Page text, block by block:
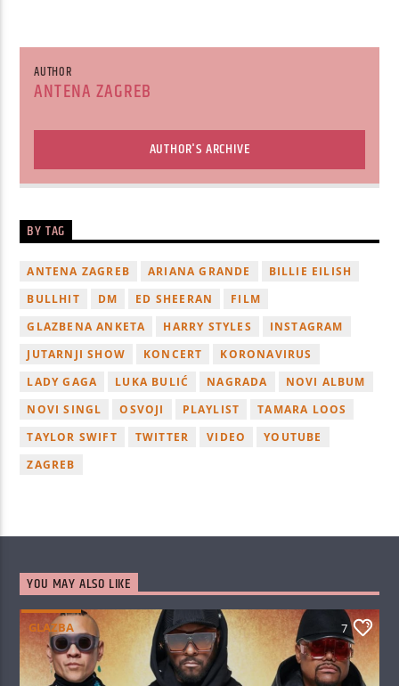
AUTHOR
ANTENA ZAGREB
AUTHOR'S ARCHIVE
BY TAG
ANTENA ZAGREB ARIANA GRANDE
BILLIE EILISH
BULLHIT
DM ED SHEERAN
FILM
GLAZBENA ANKETA
HARRY STYLES
INSTAGRAM
JUTARNJI SHOW
KONCERT
KORONAVIRUS
LADY GAGA
LUKA BULIĆ NAGRADA
NOVI ALBUM
NOVI SINGL
OSVOJI PLAYLIST
TAMARA LOOS
TAYLOR SWIFT
TWITTER VIDEO
YOUTUBE
ZAGREB
YOU MAY ALSO LIKE
GLAZBA 7